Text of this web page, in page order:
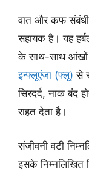
वात और कफ संबंधी
सहायक है। यह
के साथ-साथ आंखों
इन्फ्लूएंजा (फ्लू) से
सिरदर्द, नाक बंद
राहत देता है।
संजीवनी वटी
इसके निम्नलिखित